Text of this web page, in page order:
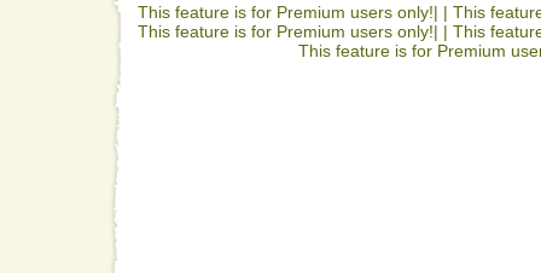
This feature is for Premium users only!| | This
This feature is for Premium users only!| | This
This feature is for Premium